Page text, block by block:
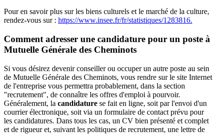
Pour en savoir plus sur les biens culturels et le marché de la culture,
rendez-vous sur : https://www.insee.fr/fr/statistiques/1283816.
Comment adresser une candidature pour un poste à
Mutuelle Générale des Cheminots
Si vous désirez devenir conseiller ou occuper un autre poste au sein
de Mutuelle Générale des Cheminots, vous rendre sur le site Internet
de l'entreprise vous permettra probablement, dans la section
"recrutement", de connaître les offres d'emploi à pourvoir.
Généralement, la candidature se fait en ligne, soit par l'envoi d'un
courrier électronique, soit via un formulaire de contact prévu pour
les candidatures. Dans tous les cas, un CV bien présenté et complet
et de rigueur et, suivant les politiques de recrutement, une lettre de